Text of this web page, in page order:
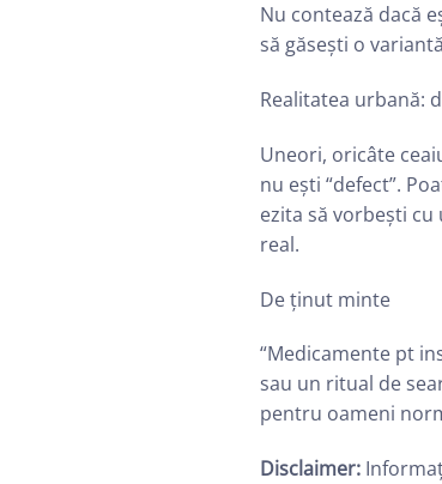
Nu contează dacă
să găsești o
Realitatea urbană:
Uneori, oricâte
nu ești “defect”.
ezita să vorbești
real.
De ținut minte
“Medicamente pt
sau un ritual de
pentru oameni
Disclaimer: